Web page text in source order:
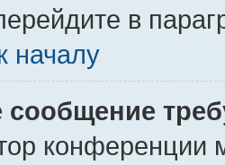
в
началу
конференции